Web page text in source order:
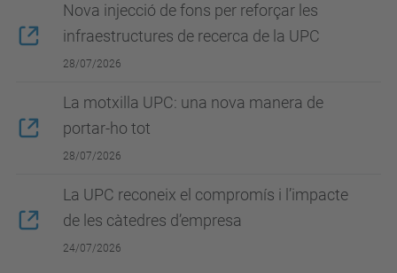
Nova injecció de fons per reforçar les
infraestructures de recerca de la UPC
28/07/2026
La motxilla UPC: una nova manera de
portar-ho tot
28/07/2026
La UPC reconeix el compromís i l’impacte
de les càtedres d’empresa
24/07/2026